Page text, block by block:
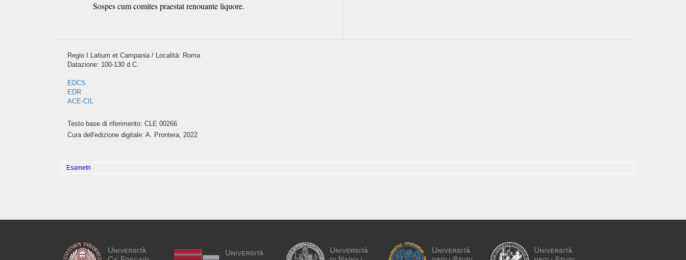
Sospes cum comites praestat renouante liquore.
Regio I Latium et Campania / Località: Roma
Datazione: 100-130 d.C.
EDCS
EDR
ACE-CIL
Testo base di riferimento: CLE 00266
Cura dell'edizione digitale: A. Prontera, 2022
Esametri
Università
Università
Università
Università
Università